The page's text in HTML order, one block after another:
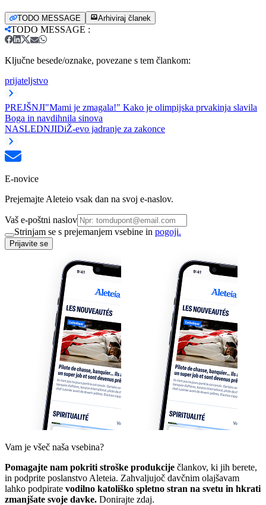
TODO MESSAGE Arhiviraj članek
TODO MESSAGE :
Ključne besede/oznake, povezane s tem člankom:
prijateljstvo
PREJŠNJI"Mami je zmagala!" Kako je olimpijska prvakinja slavila
Boga in navdihnila sinova
NASLEDNJIDiŽ-evo jadranje za zakonce
E-novice
Prejemajte Aleteio vsak dan na svoj e-naslov.
Vaš e-poštni naslov
Strinjam se s prejemanjem vsebine in pogoji.
Prijavite se
Vam je všeč naša vsebina?
Pomagajte nam pokriti stroške produkcije člankov, ki jih berete,
in podprite poslanstvo Aleteia. Zahvaljujoč davčnim olajšavam
lahko podpirate vodilno katoliško spletno stran na svetu in hkrati
zmanjšate svoje davke. Donirajte zdaj.